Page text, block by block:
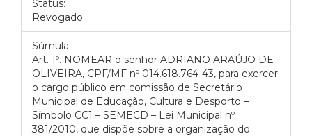
Status:
Revogado
Súmula:
Art. 1º. NOMEAR o senhor ADRIANO ARAÚJO DE
OLIVEIRA, CPF/MF nº 014.618.764-43, para exercer
o cargo público em comissão de Secretário
Municipal de Educação, Cultura e Desporto –
Símbolo CC1 – SEMECD – Lei Municipal nº
381/2010, que dispõe sobre a organização do